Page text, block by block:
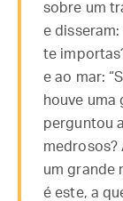
sobre um
e
te
e ao mar:
houve uma
perguntou
medrosos?
um grande
é este, a